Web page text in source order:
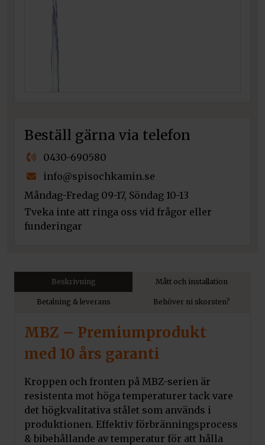
Beställ gärna via telefon
0430-690580
info@spisochkamin.se
Måndag-Fredag 09-17, Söndag 10-13
Tveka inte att ringa oss vid frågor eller
funderingar
Beskrivning Mått och installation
Betalning & leverans Behöver ni skorsten?
MBZ – Premiumprodukt
med 10 års garanti
Kroppen och fronten på MBZ-serien är
resistenta mot höga temperaturer tack vare
det högkvalitativa stålet som används i
produktionen. Effektiv förbränningsprocess
& bibehållande av temperatur för att hålla